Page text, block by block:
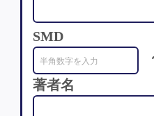
SMD
著者名